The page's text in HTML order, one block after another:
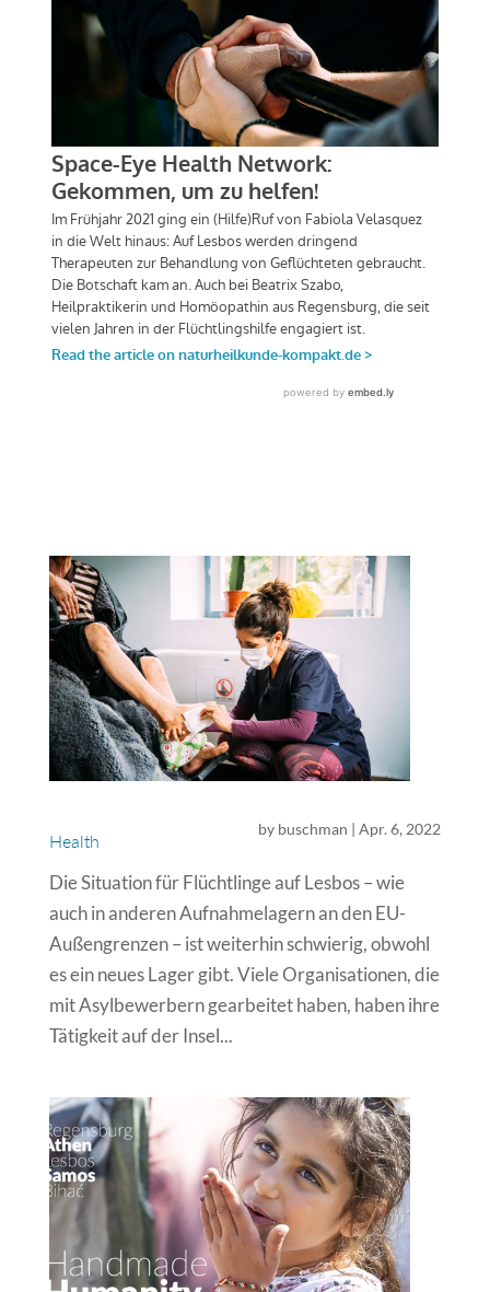
Health
by buschman |Apr. 6, 2022
Die Situation für Flüchtlinge auf Lesbos – wie
auch in anderen Aufnahmelagern an den EU-
Außengrenzen – ist weiterhin schwierig, obwohl
es ein neues Lager gibt. Viele Organisationen, die
mit Asylbewerbern gearbeitet haben, haben ihre
Tätigkeit auf der Insel...